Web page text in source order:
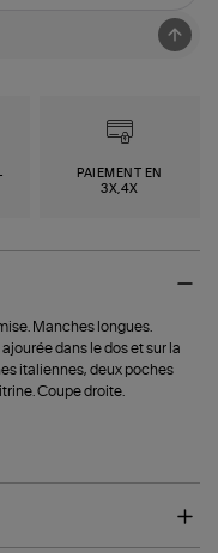
PAIEMENT EN
3X,4X
Manches longues.
dans le dos et sur la
italiennes, deux poches
Coupe droite.